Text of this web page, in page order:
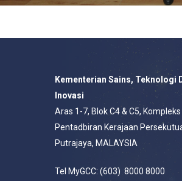
Kementerian Sains, Teknologi
Inovasi
Aras 1-7, Blok C4 & C5,
Pentadbiran Kerajaan
Putrajaya, MALAYSIA
Tel MyGCC: (603) 8000 8000